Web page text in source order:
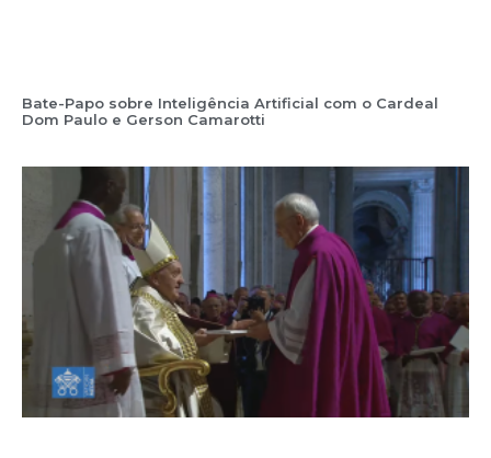
Bate-Papo sobre Inteligência Artificial com o Cardeal
Dom Paulo e Gerson Camarotti